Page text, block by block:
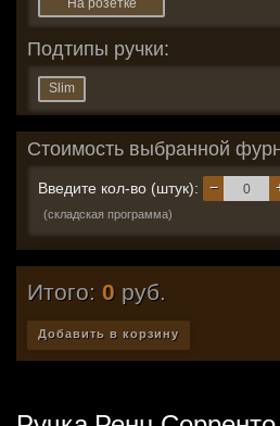
На розетке
Подтипы ручки:
Slim
Стоимость выбранной
Введите кол-во (штук): −
(складская программа)
Итого: 0 руб.
Добавить в корзину